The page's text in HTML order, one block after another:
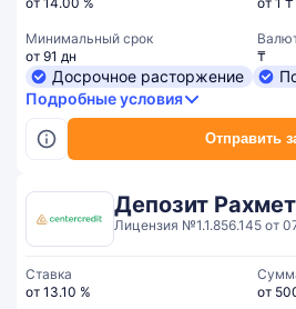
Отправить
Минимальный срок
от 91 дн
₸
Досрочное расторжение
Подробные условия
Депозит Рахмет
Лицензия №1.1.856.145 от
Ставка
от 13.10 %
от